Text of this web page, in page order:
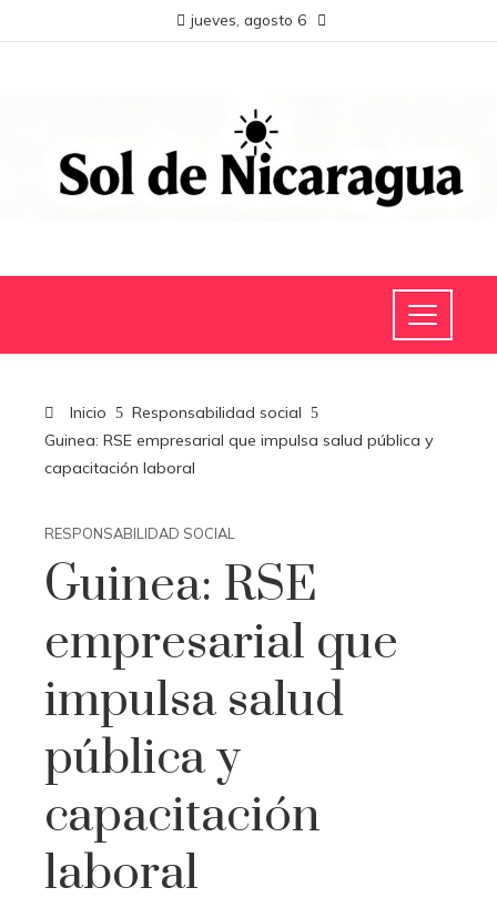
jueves, agosto 6
Inicio
Responsabilidad social
Guinea: RSE empresarial que impulsa salud pública y
capacitación laboral
RESPONSABILIDAD SOCIAL
Guinea: RSE
empresarial que
impulsa salud
pública y
capacitación
laboral